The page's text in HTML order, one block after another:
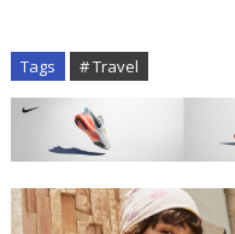
Tags # Travel